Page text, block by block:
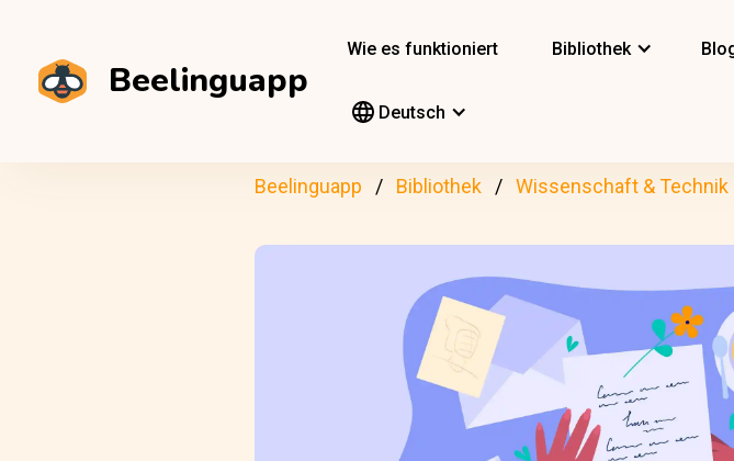
Beelinguapp
Wie es funktioniert Bibliothek
Deutsch
Beelinguapp Bibliothek Wissenschaft & Technik